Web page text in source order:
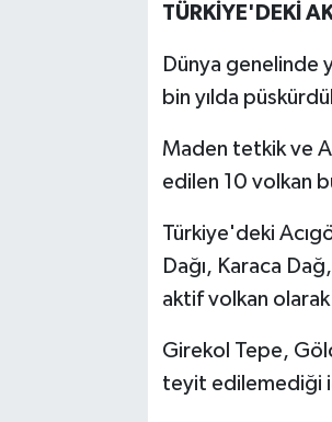
TÜRKİYE'DEKİ
Dünya genelinde
bin yılda
Maden tetkik ve
edilen 10 volkan
Türkiye'deki
Dağı, Karaca
aktif volkan
Girekol Tepe,
teyit edilemediği